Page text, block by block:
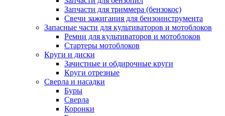
Запчасти для триммера (бензокос)
Свечи зажигания для бензоинструмента
Запасные части для культиваторов и мотоблоков
Ремни для культиваторов и мотоблоков
Стартеры мотоблоков
Круги и диски
Зачистные и обдирочные круги
Круги отрезные
Сверла и насадки
Буры
Сверла
Коронки